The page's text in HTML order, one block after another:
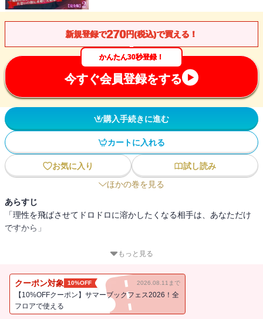
新規登録で270円(税込)で買える！
かんたん30秒登録！
今すぐ会員登録をする
購入手続きに進む
カートに入れる
お気に入り
試し読み
ほかの巻を見る
あらすじ
「理性を飛ばさせてドロドロに溶かしたくなる相手は、あなただけ
ですから」
王女アイリーンは、幼い頃に誘拐事件から救ってくれた冴えない伯
会の日、彼が理不尽にも婚約破棄される場に遭遇したアイリーン
は、思わずその場で彼に求婚！
周囲が驚くなか、婚約が成立した。
もっと見る
クーポン対象 10%OFF 2026.08.11まで
【10%OFFクーポン】サマーブックフェス2026！全
フロアで使える